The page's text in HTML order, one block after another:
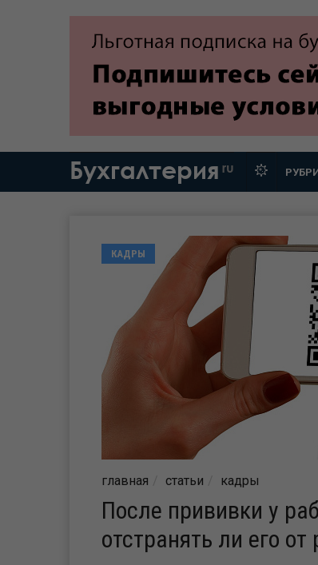
Бухгалтерия ru
КАДРЫ
главная статьи кадры
После прививки у
отстранять ли его от